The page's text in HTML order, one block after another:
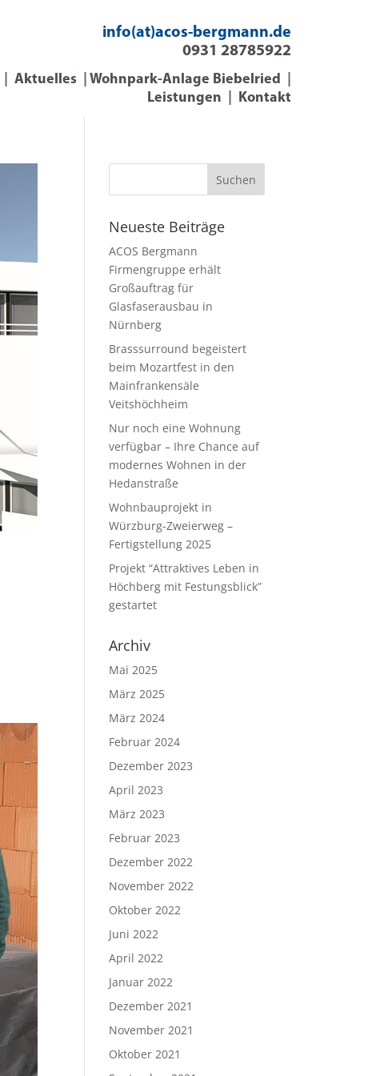
info(at)acos-bergmann.de
‭0931 28785922‬
|Aktuelles |Wohnpark-Anlage Biebelried
Leistungen
Kontakt
Neueste Beiträge
ACOS Bergmann
Firmengruppe erhält
Großauftrag für
Glasfaserausbau in
Nürnberg
Brasssurround begeistert
beim Mozartfest in den
Mainfrankensäle
Veitshöchheim
Nur noch eine Wohnung
verfügbar – Ihre Chance auf
modernes Wohnen in der
Hedanstraße
Wohnbauprojekt in
Würzburg-Zweierweg –
Fertigstellung 2025
Projekt “Attraktives Leben in
Höchberg mit Festungsblick”
gestartet
Archiv
Mai 2025
März 2025
März 2024
Februar 2024
Dezember 2023
April 2023
März 2023
Februar 2023
Dezember 2022
November 2022
Oktober 2022
Juni 2022
April 2022
Januar 2022
Dezember 2021
November 2021
Oktober 2021